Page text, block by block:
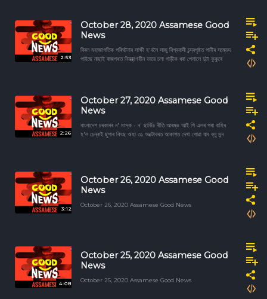
2:53
October 28, 2020 Assamese Good
News
বিৰল মহাজাগতিক পৰিঘটনাৰ সাক্ষী হ'বলৈ সাজু বিশ্ববাসী চন্দ্ৰপৃষ্ঠত পানীৰ সম্ভেদ
পাইছে নাছাই ৰাজপথত নিয়ন্ত্রণহীন ভাৱে চলা গাড়ীক ধৰা পেলালে দুটা কুকুৰে
2:26
October 27, 2020 Assamese Good
News
বাংলাদেশ চৰকাৰৰ ন' মাস্ক - ন' ছাৰ্ভিচ নীতি আৰম্ভ আই পি এলৰ পৰা বাহিৰ
হ'ল চেন্নাই ছুপাৰ কিংছ অহা ৩১ অক্টোবৰত আকাশত দেখা পোৱা যাব ব্লু মুন
3:12
October 26, 2020 Assamese Good
News
October 26, 2020 Assamese Good News
4:08
October 25, 2020 Assamese Good
News
October 25, 2020 Assamese Good News